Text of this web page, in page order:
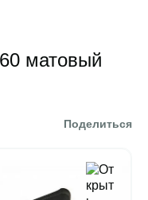
матовый
Поделиться